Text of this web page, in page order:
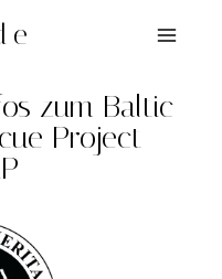
zum Baltic
Project –